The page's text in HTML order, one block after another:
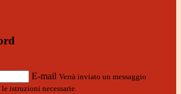
E-mail Verrà inviato un messaggio
istruzioni necessarie.